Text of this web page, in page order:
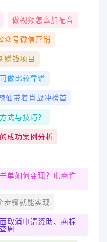
做视频怎么加配音
众号微信营销
赚钱项目
做比较靠谱
仙带着肖战冲榜首
式与技巧？
成功案例分析
单如何变现？电商作
步骤就能实现
取消申请资助、商标
周